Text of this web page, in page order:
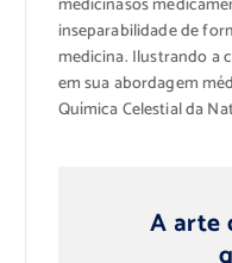
medicinasos
inseparabilidadede
medicina. Ilustrandoa
em suaabordagem
Química Celestialda
A arte